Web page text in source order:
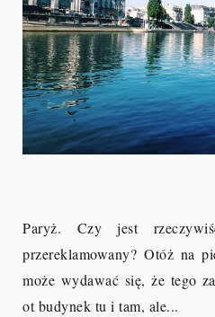
Paryż. Czy jest
przereklamowany? Otóż na
może wydawać się, że tego
ot budynek tu i tam, ale...